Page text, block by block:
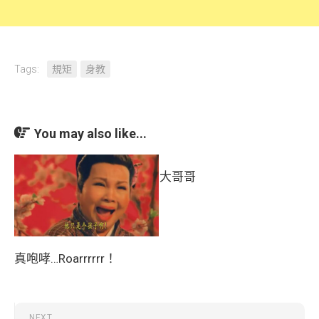
Tags: 規矩 身教
You may also like...
真咆哮…Roarrrrrr！
大哥哥